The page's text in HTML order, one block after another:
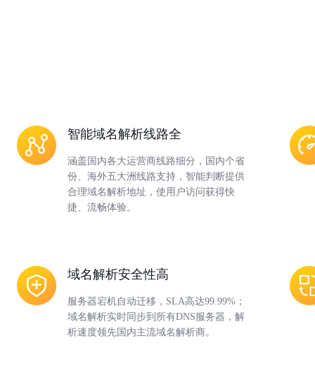
智能域名解析线路全
涵盖国内各大运营商线路细分，国内个省
份、海外五大洲线路支持，智能判断提供
合理域名解析地址，使用户访问获得快
捷、流畅体验。
域名解析安全性高
服务器宕机自动迁移，SLA高达99.99%；
域名解析实时同步到所有DNS服务器，解
析速度领先国内主流域名解析商。